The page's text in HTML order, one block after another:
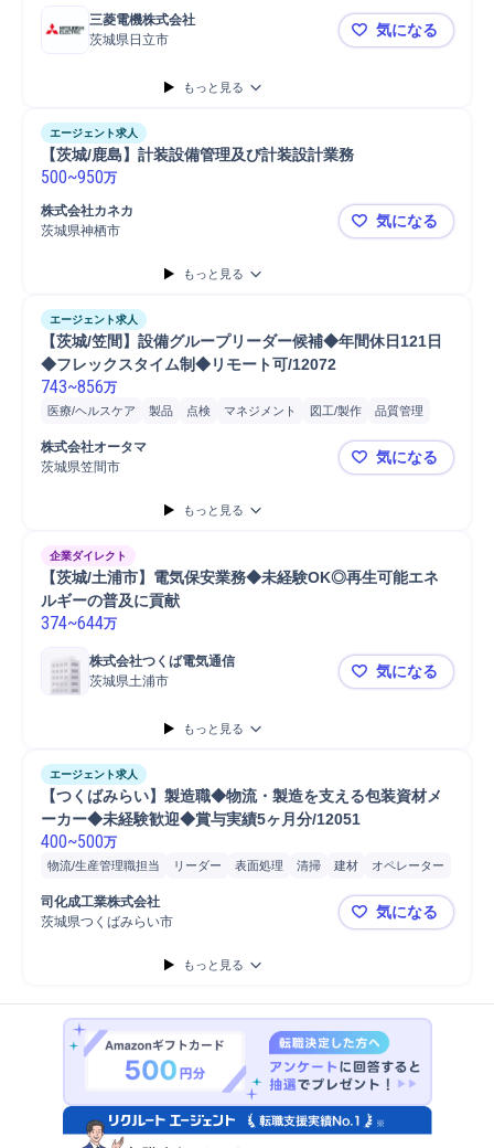
三菱電機株式会社
茨城県日立市
[日立市/大
気になる
もっと見る
エージェント求人
【茨城/鹿島】計装設備管理及び計装設計業務
500~950万
株式会社カネカ
茨城県神栖市
【茨城/鹿島
気になる
もっと見る
エージェント求人
【茨城/笠間】設備グループリーダー候補◆年間休日121日
◆フレックスタイム制◆リモート可/12072
743~856万
医療/ヘルスケア 製品 点検 マネジメント 図工/製作
品質管理
リーダー
監査
工場
株式会社オータマ
茨城県笠間市
【茨城/笠
気になる
もっと見る
企業ダイレクト
【茨城/土浦市】電気保安業務◆未経験OK◎再生可能エネ
ルギーの普及に貢献
374~644万
株式会社つくば電気通信
茨城県土浦市
【茨城/土
気になる
もっと見る
エージェント求人
【つくばみらい】製造職◆物流・製造を支える包装資材メ
ーカー◆未経験歓迎◆賞与実績5ヶ月分/12051
400~500万
物流/生産管理職担当 リーダー 表面処理 清掃 建材
オペレーター
SCM/生産管理/購買/物流
生産技術
工程管理 トラブル対応 フォークリフト
司化成工業株式会社
茨城県つくばみらい市
【つくばみ
気になる
もっと見る